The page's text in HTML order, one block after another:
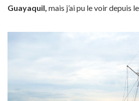
Guayaquil, mais j’ai pu le voir depuis